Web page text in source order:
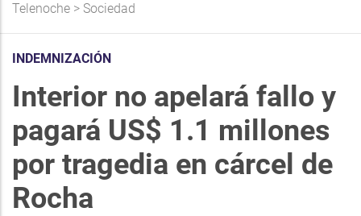
Telenoche > Sociedad
INDEMNIZACIÓN
Interior no apelará fallo y
pagará US$ 1.1 millones
por tragedia en cárcel de
Rocha